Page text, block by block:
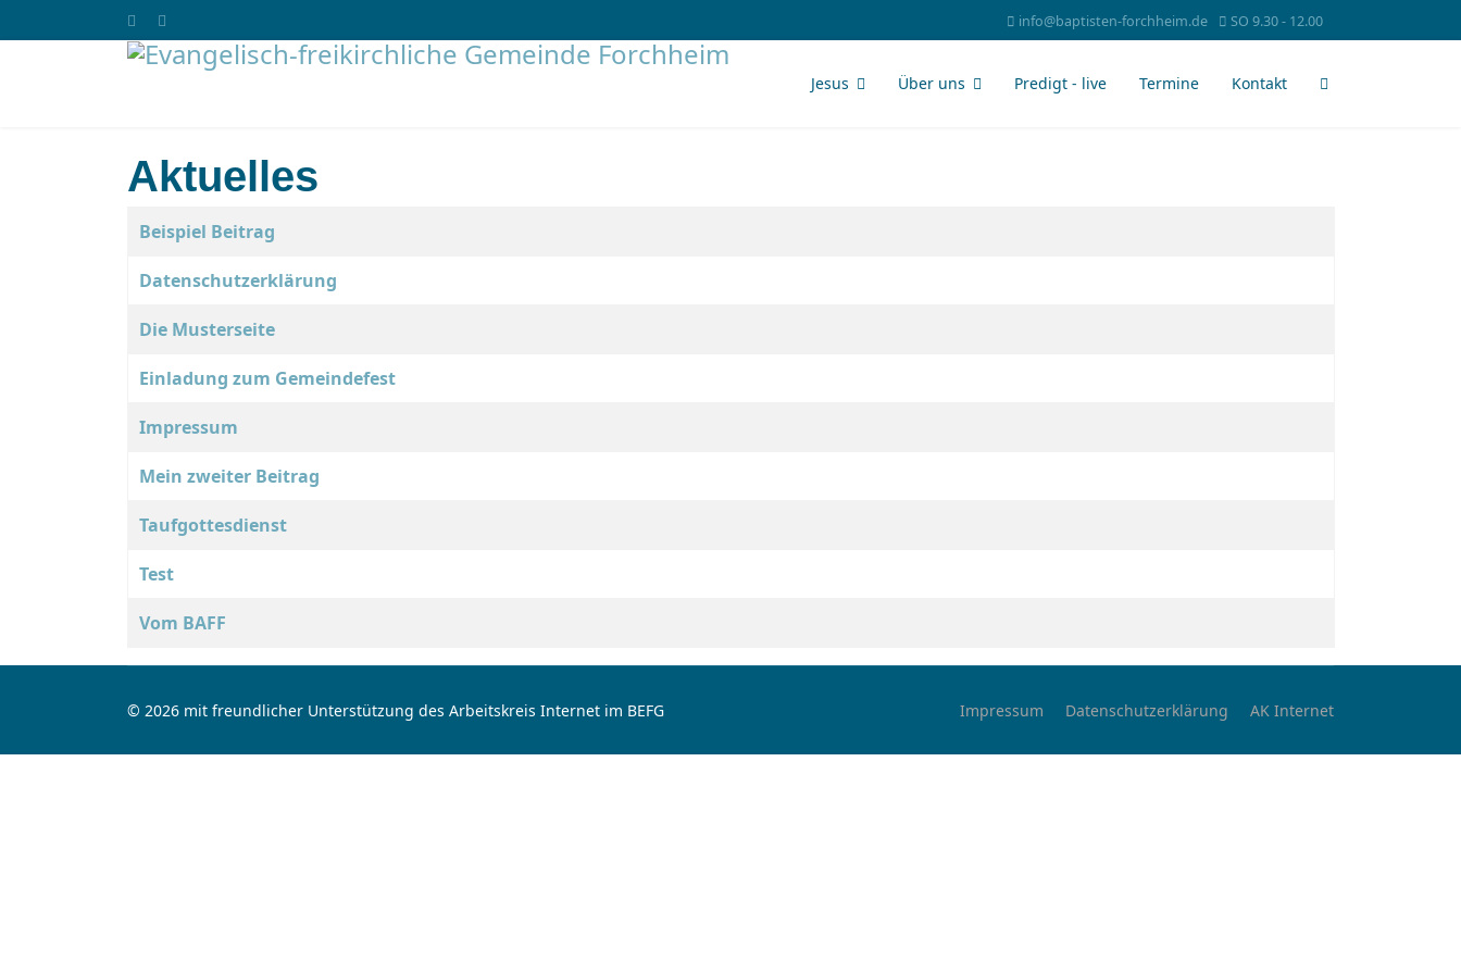
info@baptisten-forchheim.de SO 9.30 - 12.00
Jesus Über uns Predigt - live Termine Kontakt
Aktuelles
Titel
Beispiel Beitrag
Datenschutzerklärung
Die Musterseite
Einladung zum Gemeindefest
Impressum
Mein zweiter Beitrag
Taufgottesdienst
Test
Vom BAFF
© 2026 mit freundlicher Unterstützung des Arbeitskreis Internet im BEFG Impressum Datenschutzerklärung AK Internet